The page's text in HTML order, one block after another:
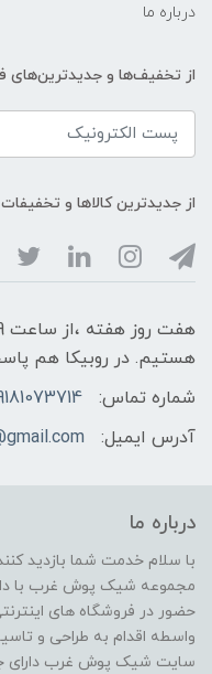
درباره ما
از تخفیف‌ها و جدیدترین‌های
از جدیدترین کالاها و
هستیم. در روبیکا هم
شماره تماس:
آدرس ایمیل:
درباره ما
با سلام خدمت شما بازدید
مجموعه شیک پوش غرب با
حضور در فروشگاه های
واسطه اقدام به طراحی و
سایت شیک پوش غرب دارای